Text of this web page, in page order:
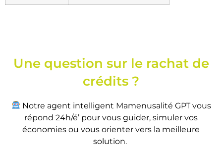
Une question sur le rachat de
crédits ?
Notre agent intelligent Mamenusalité GPT vous
répond 24h/é’ pour vous guider, simuler vos
économies ou vous orienter vers la meilleure
solution.